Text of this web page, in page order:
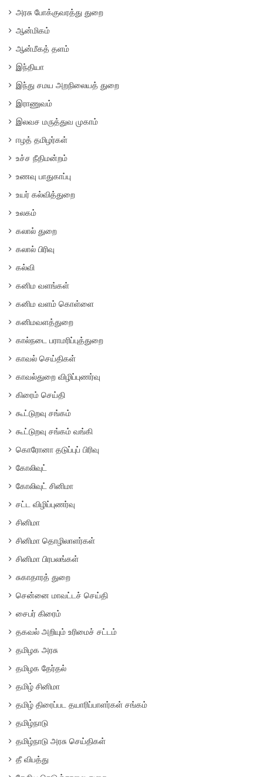
அரசு போக்குவரத்து துறை
ஆன்மிகம்
ஆன்மீகத் தளம்
இந்தியா
இந்து சமய அறநிலையத் துறை
இராணுவம்
இலவச மருத்துவ முகாம்
ஈழத் தமிழர்கள்
உச்ச நீதிமன்றம்
உணவு பாதுகாப்பு
உயர் கல்வித்துறை
உலகம்
கலால் துறை
கலால் பிரிவு
கல்வி
கனிம வளங்கள்
கனிம வளம் கொள்ளை
கனிமவளத்துறை
கால்நடை பராமரிப்புத்துறை
காவல் செய்திகள்
காவல்துறை விழிப்புணர்வு
கிரைம் செய்தி
கூட்டுறவு சங்கம்
கூட்டுறவு சங்கம் வங்கி
கொரோனா தடுப்புப் பிரிவு
கோலிவுட்
கோலிவுட் சினிமா
சட்ட விழிப்புணர்வு
சினிமா
சினிமா தொழிலாளர்கள்
சினிமா பிரபலங்கள்
சுகாதாரத் துறை
சென்னை மாவட்டச் செய்தி
சைபர் கிரைம்
தகவல் அறியும் உரிமைச் சட்டம்
தமிழக அரசு
தமிழக தேர்தல்
தமிழ் சினிமா
தமிழ் திரைப்பட தயாரிப்பாளர்கள் சங்கம்
தமிழ்நாடு
தமிழ்நாடு அரசு செய்திகள்
தீ விபத்து